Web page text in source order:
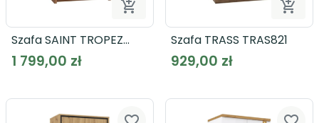

Dodaj do koszyka
Szafa SAINT TROPEZ
STZS821RB
1 799,00 zł

Szafa TRASS TRAS821
929,00 zł